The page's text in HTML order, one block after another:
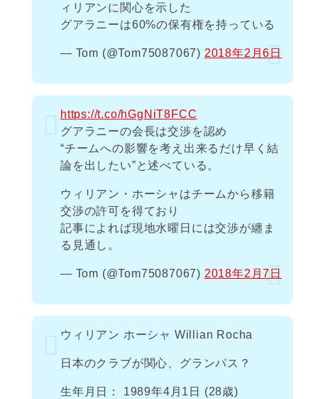
ィリアンに関心を示した
グアラニーは60%の保有権を持っている
— Tom (@Tom75087067) 2018年2月6日
https://t.co/hGgNiT8FCC
グアラニーの会長は交渉を認め
“チームへの影響を考え出来るだけ早く結
論を出したい”と述べている。
ウィリアン・ホーシャはチームから移籍
交渉の許可を得ており
記事によれば現地水曜日には交渉が纏ま
る見通し。
— Tom (@Tom75087067) 2018年2月7日
ウィリアン ホーシャ Willian Rocha
日本のクラブが関心、グランパス？
生年月日： 1989年4月1日 (28歳)